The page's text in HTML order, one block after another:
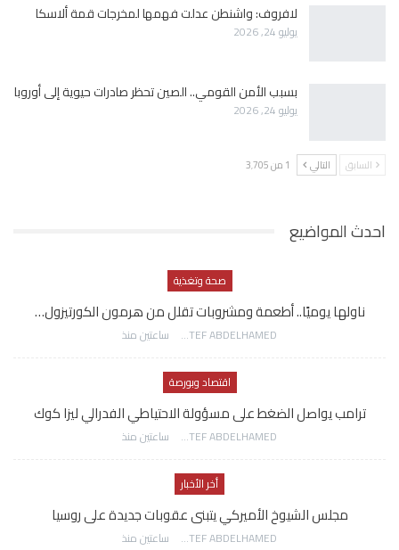
لافروف: واشنطن عدلت فهمها لمخرجات قمة ألاسكا
يوليو 24, 2026
بسبب الأمن القومي.. الصين تحظر صادرات حيوية إلى أوروبا
يوليو 24, 2026
السابق التالي 1 من 3٬705
احدث المواضيع
صحة وتغذية
ناولها يوميًا.. أطعمة ومشروبات تقلل من هرمون الكورتيزول…
AWATEF ABDELHAMED ساعتين منذ
اقتصاد وبورصة
ترامب يواصل الضغط على مسؤولة الاحتياطي الفدرالي ليزا كوك
AWATEF ABDELHAMED ساعتين منذ
أخر الأخبار
مجلس الشيوخ الأميركي يتبنى عقوبات جديدة على روسيا
AWATEF ABDELHAMED ساعتين منذ